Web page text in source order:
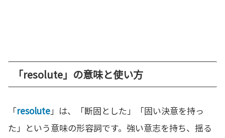
「resolute」の意味と使い方
「resolute」は、「断固とした」「固い決意を持っ
た」という意味の形容詞です。強い意志を持ち、揺る